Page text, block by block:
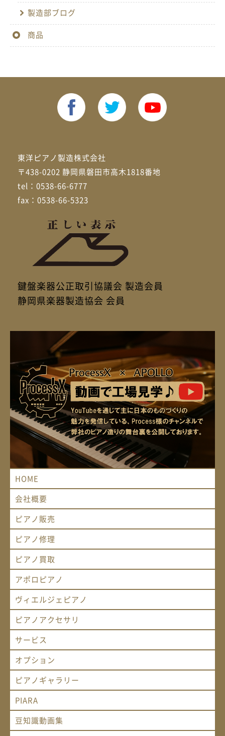
製造部ブログ
商品
東洋ピアノ製造株式会社
〒438-0202 静岡県磐田市高木1818番地
tel：0538-66-6777
fax：0538-66-5323
鍵盤楽器公正取引協議会 製造会員
静岡県楽器製造協会 会員
HOME
会社概要
ピアノ販売
ピアノ修理
ピアノ買取
アポロピアノ
ヴィエルジェピアノ
ピアノアクセサリ
サービス
オプション
ピアノギャラリー
PIARA
豆知識動画集